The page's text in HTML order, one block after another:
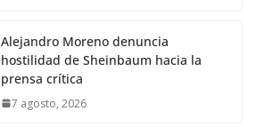
Alejandro Moreno denuncia
hostilidad de Sheinbaum hacia la
prensa crítica
7 agosto, 2026